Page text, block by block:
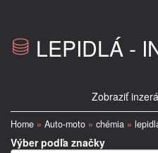
LEPIDLÁ -
Zobraziť
Home » Auto-moto » chémia »
Výber podľa značky